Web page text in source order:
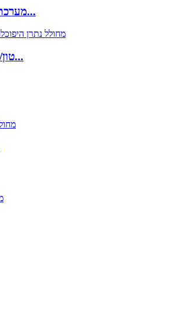
מערכת אלקטרו-כלורינציה 5 ק"ג...
4 טון/יום 6% אקונומיקה נתרן...